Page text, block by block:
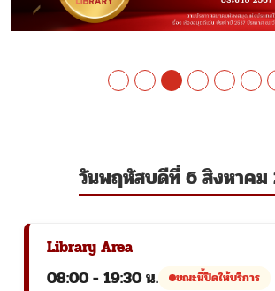
วันพฤหัสบดีที่ 6 สิงหาคม
Library Area
08:00 - 19:30 น. ขณะนี้ปิดให้บริการ